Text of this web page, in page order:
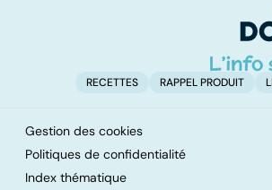
RECETTES RAPPEL PRODUIT
Gestion des cookies
Politiques de confidentialité
Index thématique